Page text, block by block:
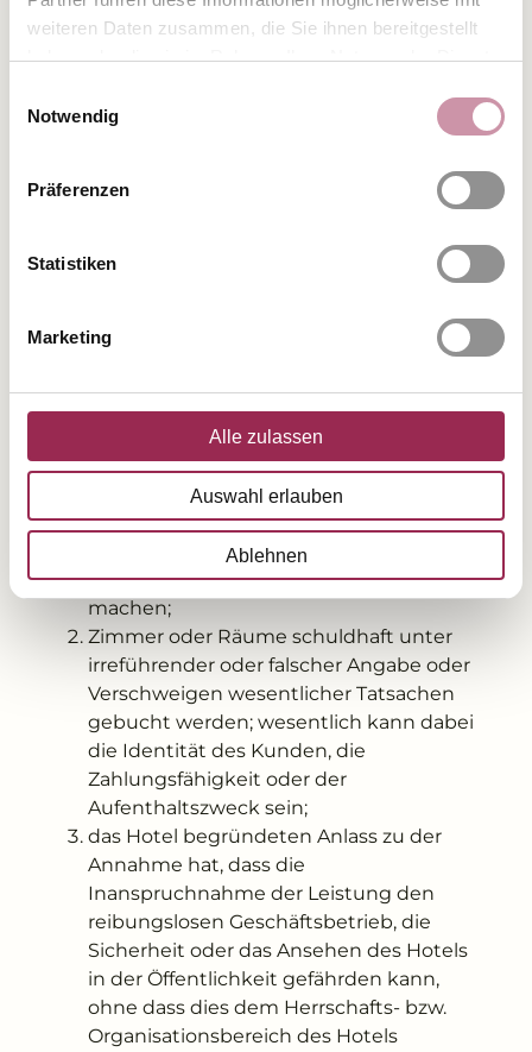
weiteren Daten zusammen, die Sie ihnen bereitgestellt
haben oder die sie im Rahmen Ihrer Nutzung der Dienste
Notwendig
Präferenzen
Statistiken
Marketing
Alle zulassen
Auswahl erlauben
Ablehnen
Option, wenn andere Anfragen vorliegen
und der Kunde auf Rückfrage des Hotels
mit angemessener Fristsetzung nicht zur
Vorauszahlung oder Sicherheitsleistung
gesetzten angemessenen Nachfrist nicht
sachlich gerechtfertigtem Grund vom
Vertrag außerordentlich zurückzutreten,
insbesondere falls
höhere Gewalt oder andere vom Hotel
nicht zu vertretende Umstände die
Erfüllung des Vertrages unmöglich
machen;
Zimmer oder Räume schuldhaft unter
irreführender oder falscher Angabe oder
Verschweigen wesentlicher Tatsachen
gebucht werden; wesentlich kann dabei
die Identität des Kunden, die
Zahlungsfähigkeit oder der
Aufenthaltszweck sein;
das Hotel begründeten Anlass zu der
Annahme hat, dass die
Inanspruchnahme der Leistung den
reibungslosen Geschäftsbetrieb, die
Sicherheit oder das Ansehen des Hotels
in der Öffentlichkeit gefährden kann,
ohne dass dies dem Herrschafts- bzw.
Organisationsbereich des Hotels